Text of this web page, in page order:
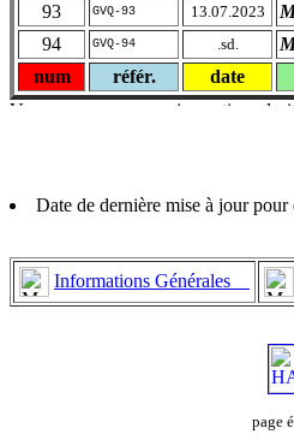
93
GVQ-93 13.07.2023
94
GVQ-94 .sd.
num
référ. date
Date de dernière mise à jour
Informations Générales
page